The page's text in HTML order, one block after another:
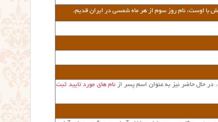
با اوست، نام روز سوم از هر ماه شمسی در ایران قدیم.
در حال حاضر نیز به عنوان اسم پسر از نام های مورد تایید ثبت